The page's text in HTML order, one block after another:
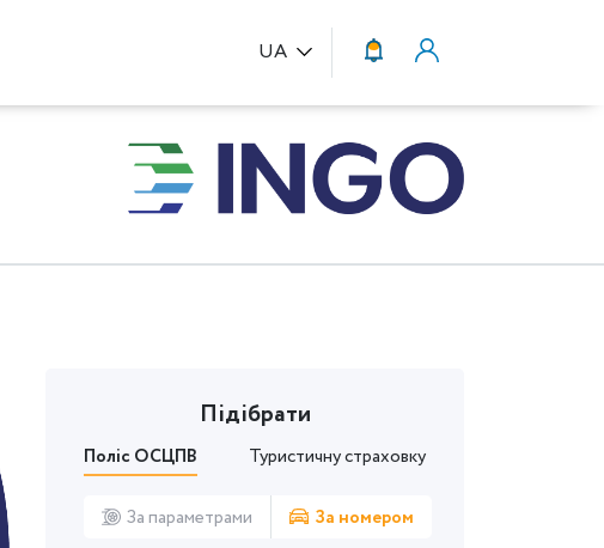
UA
Підібрати
Поліс ОСЦПВ Туристичну страховку
За параметрами За номером